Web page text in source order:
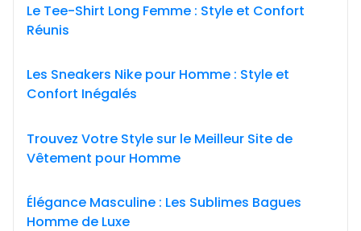
Le Tee-Shirt Long Femme : Style et Confort
Réunis
Les Sneakers Nike pour Homme : Style et
Confort Inégalés
Trouvez Votre Style sur le Meilleur Site de
Vêtement pour Homme
Élégance Masculine : Les Sublimes Bagues
Homme de Luxe